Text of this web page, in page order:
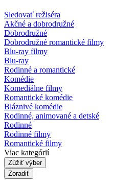
Sledovať režiséra
Akčné a dobrodružné
Dobrodružné
Dobrodružné romantické filmy
Blu-ray filmy
Blu-ray
Rodinné a romantické
Komédie
Komediálne filmy
Romantické komédie
Bláznivé komédie
Rodinné, animované a detské
Rodinné
Rodinné filmy
Romantické filmy
Viac kategórií
Zúžiť výber
Zoradiť